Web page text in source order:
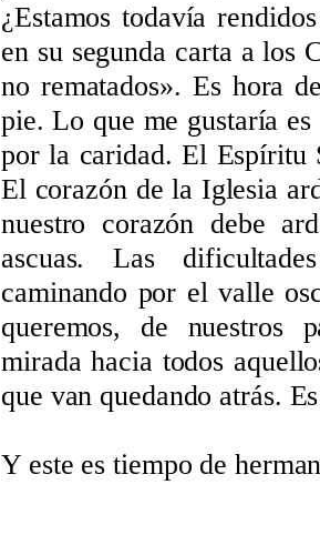
¿Estamos todavía
en su segunda carta a los
no rematados». Es hora
pie. Lo que me gustaría
por la caridad. El Espíritu
El corazón de la Iglesia
nuestro corazón debe
ascuas. Las
caminando por el valle
queremos, de nuestros
mirada hacia todos
que van quedando atrás.
Y este es tiempo de